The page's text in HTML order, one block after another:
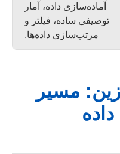
آماده‌سازی داده، آمار
توصیفی ساده، فیلتر و
مرتب‌سازی داده‌ها.
مسیر